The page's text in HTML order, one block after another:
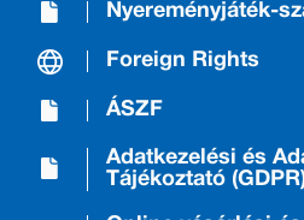
Nyereményjáték-
Foreign Rights
ÁSZF
Adatkezelési és
Tájékoztató